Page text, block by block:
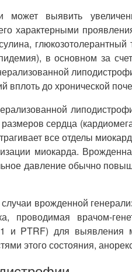
выявить
характерными
в основном за
до хронической
сердца
все отделы
миокарда.
давление обычно
врожденной
проводимая врачом-
и PTRF) для выявления
этого состояния,